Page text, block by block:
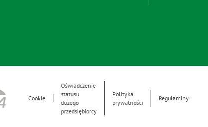
Footer
Cookie
Oświadczenie
statusu
dużego
przedsiębiorcy
Polityka
prywatności
Regulaminy